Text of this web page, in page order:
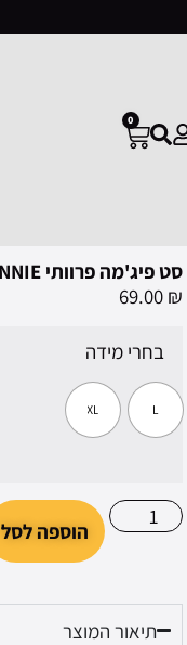
0
סט פיג'מה פרוותי MINNIE שחור
69.00 ₪
בחרי מידה
L
XL
הוספה לסל
תיאור המוצר